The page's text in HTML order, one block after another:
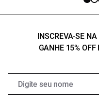
INSCREVA-SE
GANHE 15%